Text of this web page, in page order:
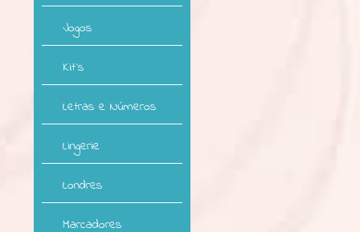
Jogos
Kit`s
Letras e Números
Lingerie
Londres
Marcadores